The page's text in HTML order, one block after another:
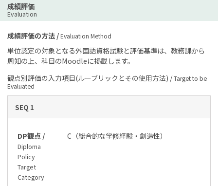
成績評価
Evaluation
成績評価の方法 /Evaluation Method
単位認定の対象となる外国語資格試験と評価基準は、教務課から
周知の上、科目のMoodleに掲載します。
観点別評価の入力項目(ルーブリックとその使用方法) /Target to be
Evaluated
SEQ 1
DP観点 /
Diploma
Policy
Target
Category
C（総合的な学修経験・創造性）